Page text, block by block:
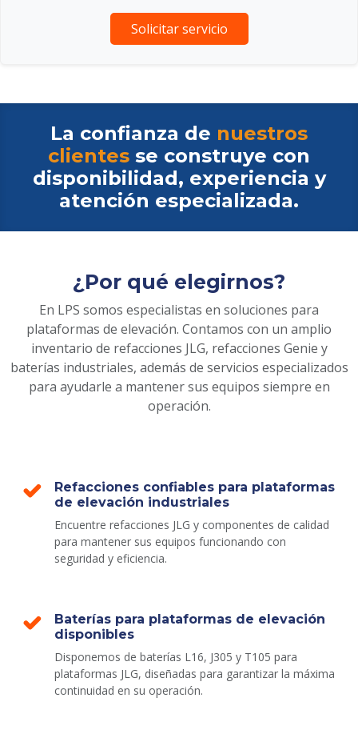
Solicitar servicio
La confianza de nuestros
clientes se construye con
disponibilidad, experiencia y
atención especializada.
¿Por qué elegirnos?
En LPS somos especialistas en soluciones para
plataformas de elevación. Contamos con un amplio
inventario de refacciones JLG, refacciones Genie y
baterías industriales, además de servicios especializados
para ayudarle a mantener sus equipos siempre en
operación.
Refacciones confiables para plataformas
de elevación industriales
Encuentre refacciones JLG y componentes de calidad
para mantener sus equipos funcionando con
seguridad y eficiencia.
Baterías para plataformas de elevación
disponibles
Disponemos de baterías L16, J305 y T105 para
plataformas JLG, diseñadas para garantizar la máxima
continuidad en su operación.